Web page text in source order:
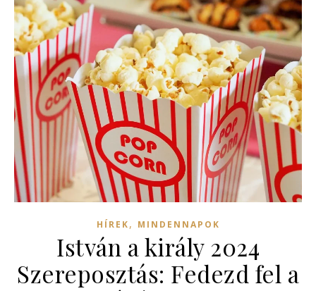
HÍREK, MINDENNAPOK
István a király 2024
Szereposztás: Fedezd fel a